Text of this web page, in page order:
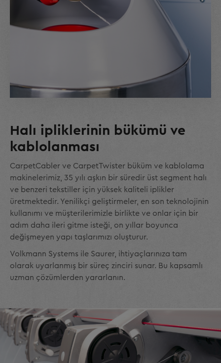
Halı ipliklerinin bükümü ve
kablolanması
CarpetCabler ve CarpetTwister büküm ve kablolama
makinelerimiz, 35 yılı aşkın bir süredir üst segment halı
ve benzeri tekstiller için yüksek kaliteli iplikler
üretmektedir. Yenilikçi geliştirmeler, en son teknolojinin
kullanımı ve müşterilerimizle birlikte ve onlar için bir
adım daha ileri gitme isteği, on yıllar boyunca
değişmeyen yapı taşlarımızı oluşturur.
Volkmann Systems ile Saurer, ihtiyaçlarınıza tam
olarak uyarlanmış bir süreç zinciri sunar. Bu kapsamlı
uzman çözümlerden yararlanın.